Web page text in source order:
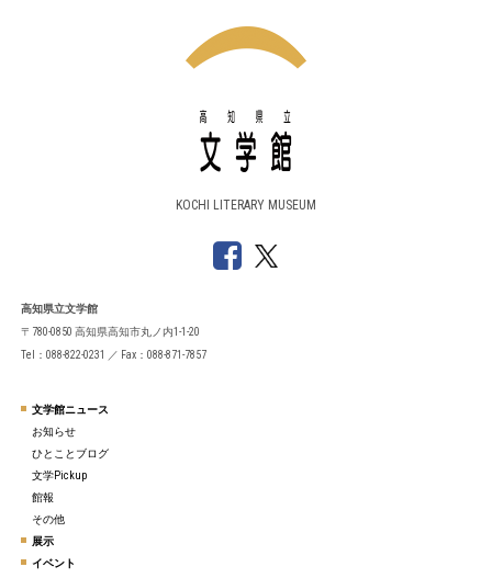
KOCHI LITERARY MUSEUM
高知県立文学館
〒780-0850 高知県高知市丸ノ内1-1-20
Tel：088-822-0231 ／ Fax：088-871-7857
文学館ニュース
お知らせ
ひとことブログ
文学Pickup
館報
その他
展示
イベント